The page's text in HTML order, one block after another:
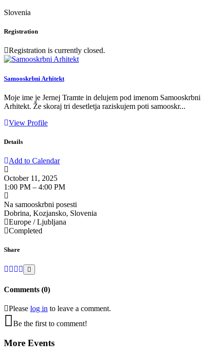
Slovenia
Registration
Registration is currently closed.
Samooskrbni Arhitekt
Moje ime je Jernej Tramte in delujem pod imenom Samooskrbni
Arhitekt. Že skoraj tri desetletja raziskujem poti samooskr...
View Profile
Details
Add to Calendar
October 11, 2025
1:00 PM – 4:00 PM
Na samooskrbni posesti
Dobrina, Kozjansko, Slovenia
Europe / Ljubljana
Completed
Share
Comments (0)
Please log in to leave a comment.
Be the first to comment!
More Events